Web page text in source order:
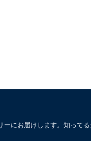
にお届けします。知って